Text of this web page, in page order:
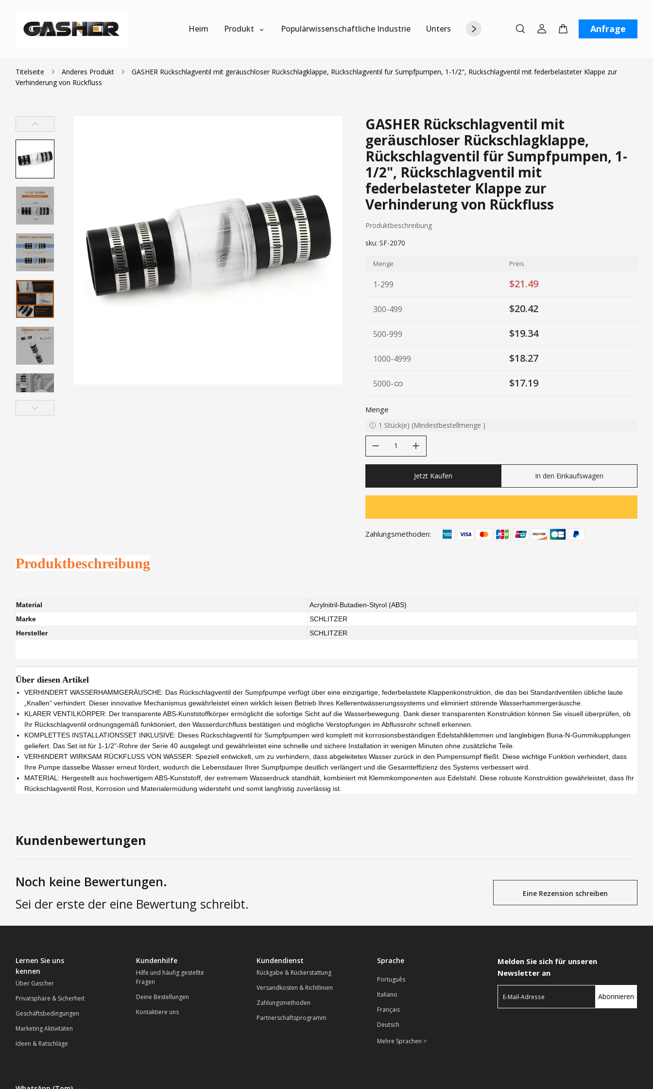
Heim Produkt Populärwissenschaftliche Industrie Unterstützung Über uns Kontaktiere unsAnfrage
Titelseite Anderes Produkt
GASHER Rückschlagventil mit geräuschloser Rückschlagklappe, Rückschlagventil für Sumpfpumpen, 1-1/2", Rückschlagventil mit federbelasteter Klappe zur
Verhinderung von Rückfluss
GASHER Rückschlagventil mit
geräuschloser Rückschlagklappe,
Rückschlagventil für Sumpfpumpen, 1-
1/2", Rückschlagventil mit
federbelasteter Klappe zur
Verhinderung von Rückfluss
Produktbeschreibung
sku: SF-2070
Menge Preis
1-299 $21.49
300-499 $20.42
500-999 $19.34
1000-4999 $18.27
5000- $17.19
Menge
1 Stück(e) (Mindestbestellmenge )
Jetzt Kaufen In den Einkaufswagen
Zahlungsmethoden:
Produktbeschreibung
Material
Acrylnitril-Butadien-Styrol (ABS)
Marke
SCHLITZER
Hersteller
SCHLITZER
Über diesen Artikel
VERHINDERT WASSERHAMMGERÄUSCHE: Das Rückschlagventil der Sumpfpumpe verfügt über eine einzigartige, federbelastete Klappenkonstruktion, die das bei Standardventilen übliche laute
„Knallen“ verhindert. Dieser innovative Mechanismus gewährleistet einen wirklich leisen Betrieb Ihres Kellerentwässerungssystems und eliminiert störende Wasserhammergeräusche.
KLARER VENTILKÖRPER: Der transparente ABS-Kunststoffkörper ermöglicht die sofortige Sicht auf die Wasserbewegung. Dank dieser transparenten Konstruktion können Sie visuell überprüfen, ob
Ihr Rückschlagventil ordnungsgemäß funktioniert, den Wasserdurchfluss bestätigen und mögliche Verstopfungen im Abflussrohr schnell erkennen.
KOMPLETTES INSTALLATIONSSET INKLUSIVE: Dieses Rückschlagventil für Sumpfpumpen wird komplett mit korrosionsbeständigen Edelstahlklemmen und langlebigen Buna-N-Gummikupplungen
geliefert. Das Set ist für 1-1/2"-Rohre der Serie 40 ausgelegt und gewährleistet eine schnelle und sichere Installation in wenigen Minuten ohne zusätzliche Teile.
VERHINDERT WIRKSAM RÜCKFLUSS VON WASSER: Speziell entwickelt, um zu verhindern, dass abgeleitetes Wasser zurück in den Pumpensumpf fließt. Diese wichtige Funktion verhindert, dass
Ihre Pumpe dasselbe Wasser erneut fördert, wodurch die Lebensdauer Ihrer Sumpfpumpe deutlich verlängert und die Gesamteffizienz des Systems verbessert wird.
MATERIAL: Hergestellt aus hochwertigem ABS-Kunststoff, der extremem Wasserdruck standhält, kombiniert mit Klemmkomponenten aus Edelstahl. Diese robuste Konstruktion gewährleistet, dass Ihr
Rückschlagventil Rost, Korrosion und Materialermüdung widersteht und somit langfristig zuverlässig ist.
Kundenbewertungen
Noch keine Bewertungen.
Sei der erste der eine Bewertung schreibt.
Eine Rezension schreiben
Lernen Sie uns
kennen
Über Gascher
Privatsphäre & Sicherheit
Geschäftsbedingungen
Marketing Aktivitäten
Ideen & Ratschläge
Kundenhilfe
Hilfe und häufig gestellte
Fragen
Deine Bestellungen
Kontaktiere uns
Kundendienst
Rückgabe & Rückerstattung
Versandkosten & Richtlinien
Zahlungsmethoden
Partnerschaftsprogramm
Sprache
Português
Italiano
Français
Deutsch
Mehre Sprachen >
Melden Sie sich für unseren
Newsletter an
Abonnieren